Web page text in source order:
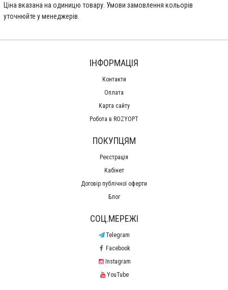
Ціна вказана на одиницю товару. Умови замовлення кольорів
уточнюйте у менеджерів.
ІНФОРМАЦІЯ
Контакти
Оплата
Карта сайту
Робота в ROZYOPT
ПОКУПЦЯМ
Реєстрація
Кабінет
Договір публічної оферти
Блог
СОЦ.МЕРЕЖІ
Telegram
Facebook
Instagram
YouTube